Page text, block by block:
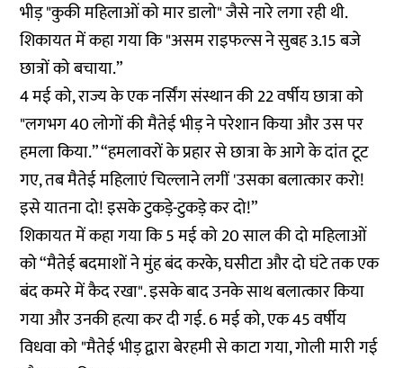
भीड़ "कुकी महिलाओं को मार डालो" जैसे नारे लगा रही थी.
शिकायत में कहा गया कि "असम राइफल्स ने सुबह 3.15 बजे
छात्रों को बचाया.”
4 मई को, राज्य के एक नर्सिंग संस्थान की 22 वर्षीय छात्रा को
"लगभग 40 लोगों की मैतेई भीड़ ने परेशान किया और उस पर
हमला किया.” “हमलावरों के प्रहार से छात्रा के आगे के दांत टूट
गए, तब मैतेई महिलाएं चिल्लाने लगीं 'उसका बलात्कार करो!
इसे यातना दो! इसके टुकड़े-टुकड़े कर दो!”
शिकायत में कहा गया कि 5 मई को 20 साल की दो महिलाओं
को “मैतेई बदमाशों ने मुंह बंद करके, घसीटा और दो घंटे तक एक
बंद कमरे में कैद रखा". इसके बाद उनके साथ बलात्कार किया
गया और उनकी हत्या कर दी गई. 6 मई को, एक 45 वर्षीय
विधवा को "मैतेई भीड़ द्वारा बेरहमी से काटा गया, गोली मारी गई